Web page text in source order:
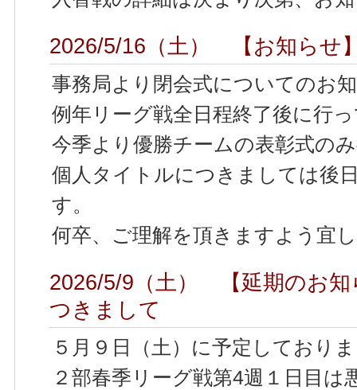
2026/5/16（土） 【お知らせ
事務局より閉会式についてのお
例年リーグ戦全日程終了後に行
今季より優勝チームの表彰式の
個人タイトルにつきましては後
す。
何卒、ご理解を頂きますよう宜
2026/5/9（土） 【延期のお知
つきまして
５月９日（土）に予定しており
２部春季リーグ戦第4週１日目